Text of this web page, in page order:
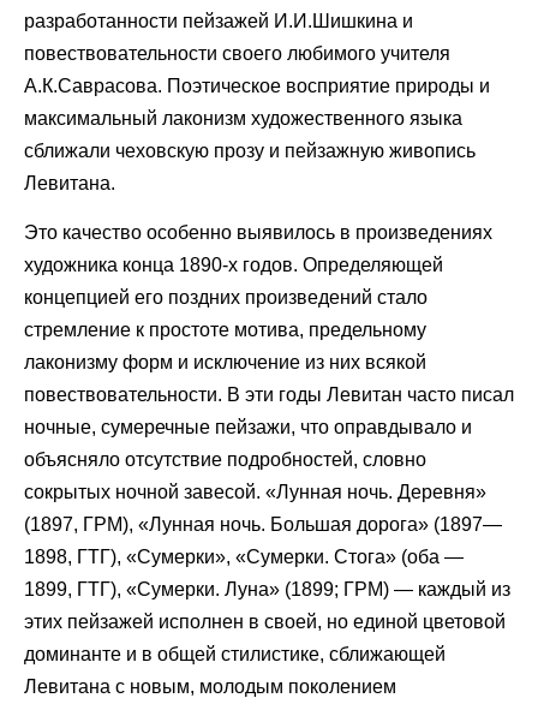
разработанности пейзажей И.И.Шишкина и
повествовательности своего любимого учителя
А.К.Саврасова. Поэтическое восприятие природы и
максимальный лаконизм художественного языка
сближали чеховскую прозу и пейзажную живопись
Левитана.
Это качество особенно выявилось в произведениях
художника конца 1890-х годов. Определяющей
концепцией его поздних произведений стало
стремление к простоте мотива, предельному
лаконизму форм и исключение из них всякой
повествовательности. В эти годы Левитан часто писал
ночные, сумеречные пейзажи, что оправдывало и
объясняло отсутствие подробностей, словно
сокрытых ночной завесой. «Лунная ночь. Деревня»
(1897, ГРМ), «Лунная ночь. Большая дорога» (1897—
1898, ГТГ), «Сумерки», «Сумерки. Стога» (оба —
1899, ГТГ), «Сумерки. Луна» (1899; ГРМ) — каждый из
этих пейзажей исполнен в своей, но единой цветовой
доминанте и в общей стилистике, сближающей
Левитана с новым, молодым поколением